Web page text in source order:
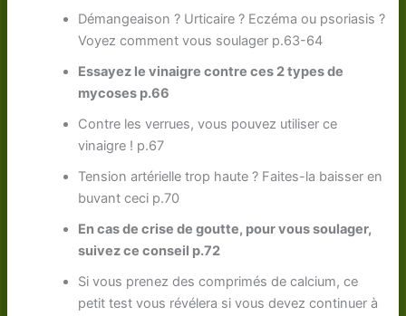
Démangeaison ? Urticaire ? Eczéma ou psoriasis ?
Voyez comment vous soulager p.63-64
Essayez le vinaigre contre ces 2 types de
mycoses p.66
Contre les verrues, vous pouvez utiliser ce
vinaigre ! p.67
Tension artérielle trop haute ? Faites-la baisser en
buvant ceci p.70
En cas de crise de goutte, pour vous soulager,
suivez ce conseil p.72
Si vous prenez des comprimés de calcium, ce
petit test vous révélera si vous devez continuer à